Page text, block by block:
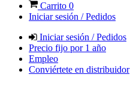
Carrito 0
Iniciar sesión / Pedidos
Iniciar sesión / Pedidos
Precio fijo por 1 año
Empleo
Conviértete en distribuidor